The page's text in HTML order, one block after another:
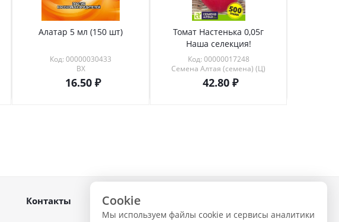
Алатар 5 мл (150 шт)
Код: 00000030433
ВХ
16.50
Томат Настенька 0,05г
Наша селекция!
Код: 00000017248
Семена Алтая (семена) (Ц)
42.80
Контакты
ЗАКАЗАТЬ ЗВОНОК
Cookie
Мы используем файлы cookie и сервисы аналитики